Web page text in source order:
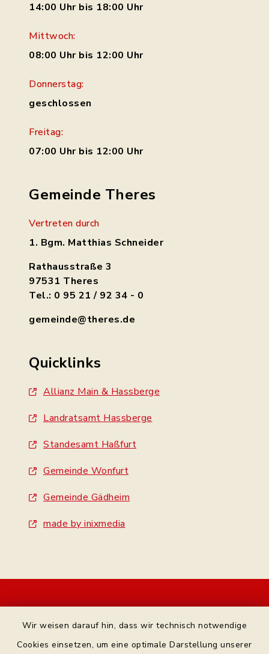
Wir weisen darauf hin, dass wir technisch notwendige
Cookies einsetzen, um eine optimale Darstellung unserer
14:00 Uhr bis 18:00 Uhr
Mittwoch:
08:00 Uhr bis 12:00 Uhr
Donnerstag:
geschlossen
Freitag:
07:00 Uhr bis 12:00 Uhr
Gemeinde Theres
Vertreten durch
1. Bgm. Matthias Schneider
Rathausstraße 3
97531 Theres
Tel.: 0 95 21 / 92 34 - 0
gemeinde@theres.de
Quicklinks
Allianz Main & Hassberge
Landratsamt Hassberge
Standesamt Haßfurt
Gemeinde Wonfurt
Gemeinde Gädheim
made by inixmedia
Bankverbindung